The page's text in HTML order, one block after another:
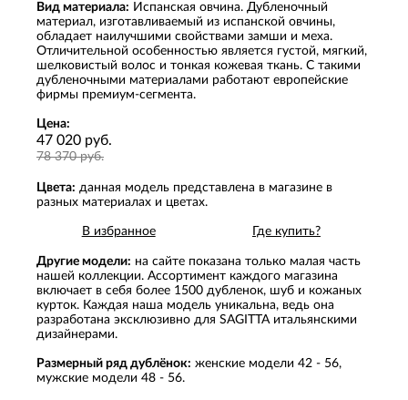
Вид материала: Испанская овчина. Дубленочный
материал, изготавливаемый из испанской овчины,
обладает наилучшими свойствами замши и меха.
Отличительной особенностью является густой, мягкий,
шелковистый волос и тонкая кожевая ткань. С такими
дубленочными материалами работают европейские
фирмы премиум-сегмента.
Цена:
47 020 руб.
78 370 руб.
Цвета: данная модель представлена в магазине в
разных материалах и цветах.
В избранное Где купить?
Другие модели: на сайте показана только малая часть
нашей коллекции. Ассортимент каждого магазина
включает в себя более 1500 дубленок, шуб и кожаных
курток. Каждая наша модель уникальна, ведь она
разработана эксклюзивно для SAGITTA итальянскими
дизайнерами.
Размерный ряд дублёнок: женские модели 42 - 56,
мужские модели 48 - 56.